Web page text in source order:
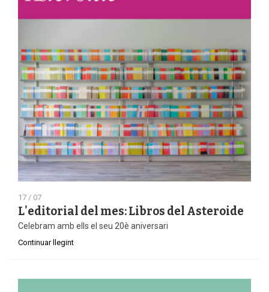
17 / 07
L'editorial del mes: Libros del Asteroide
Celebram amb ells el seu 20è aniversari
Continuar llegint